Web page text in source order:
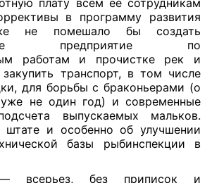
плату всем ее сотрудникам
в программу развития
не помешало бы создать
предприятие по
работам и прочистке рек и
транспорт, в том числе
для борьбы с браконьерами (о
не один год) и современные
выпускаемых мальков.
штате и особенно об улучшении
базы рыбинспекции в
всерьез, без приписок и